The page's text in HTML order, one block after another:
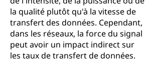
la qualité plutôt qu'à la vitesse de
transfert des données. Cependant,
dans les réseaux, la force du signal
peut avoir un impact indirect sur
les taux de transfert de données.